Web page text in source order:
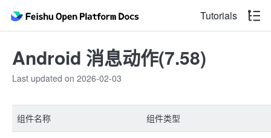
Tutorials
Android 消息动作(7.58)
Last updated on 2026-02-03
组件名称 组件类型